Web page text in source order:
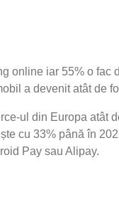
online iar 55% o fac
a devenit atât de
ul din Europa atât
cu 33% până în
Pay sau Alipay.